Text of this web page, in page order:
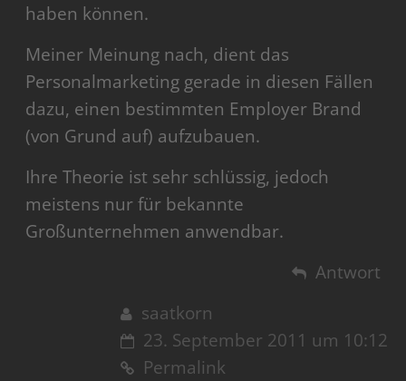
haben können.
Meiner Meinung nach, dient das
Personalmarketing gerade in diesen Fällen
dazu, einen bestimmten Employer Brand
(von Grund auf) aufzubauen.
Ihre Theorie ist sehr schlüssig, jedoch
meistens nur für bekannte
Großunternehmen anwendbar.
Antwort
saatkorn
23. September 2011 um 10:12
Permalink